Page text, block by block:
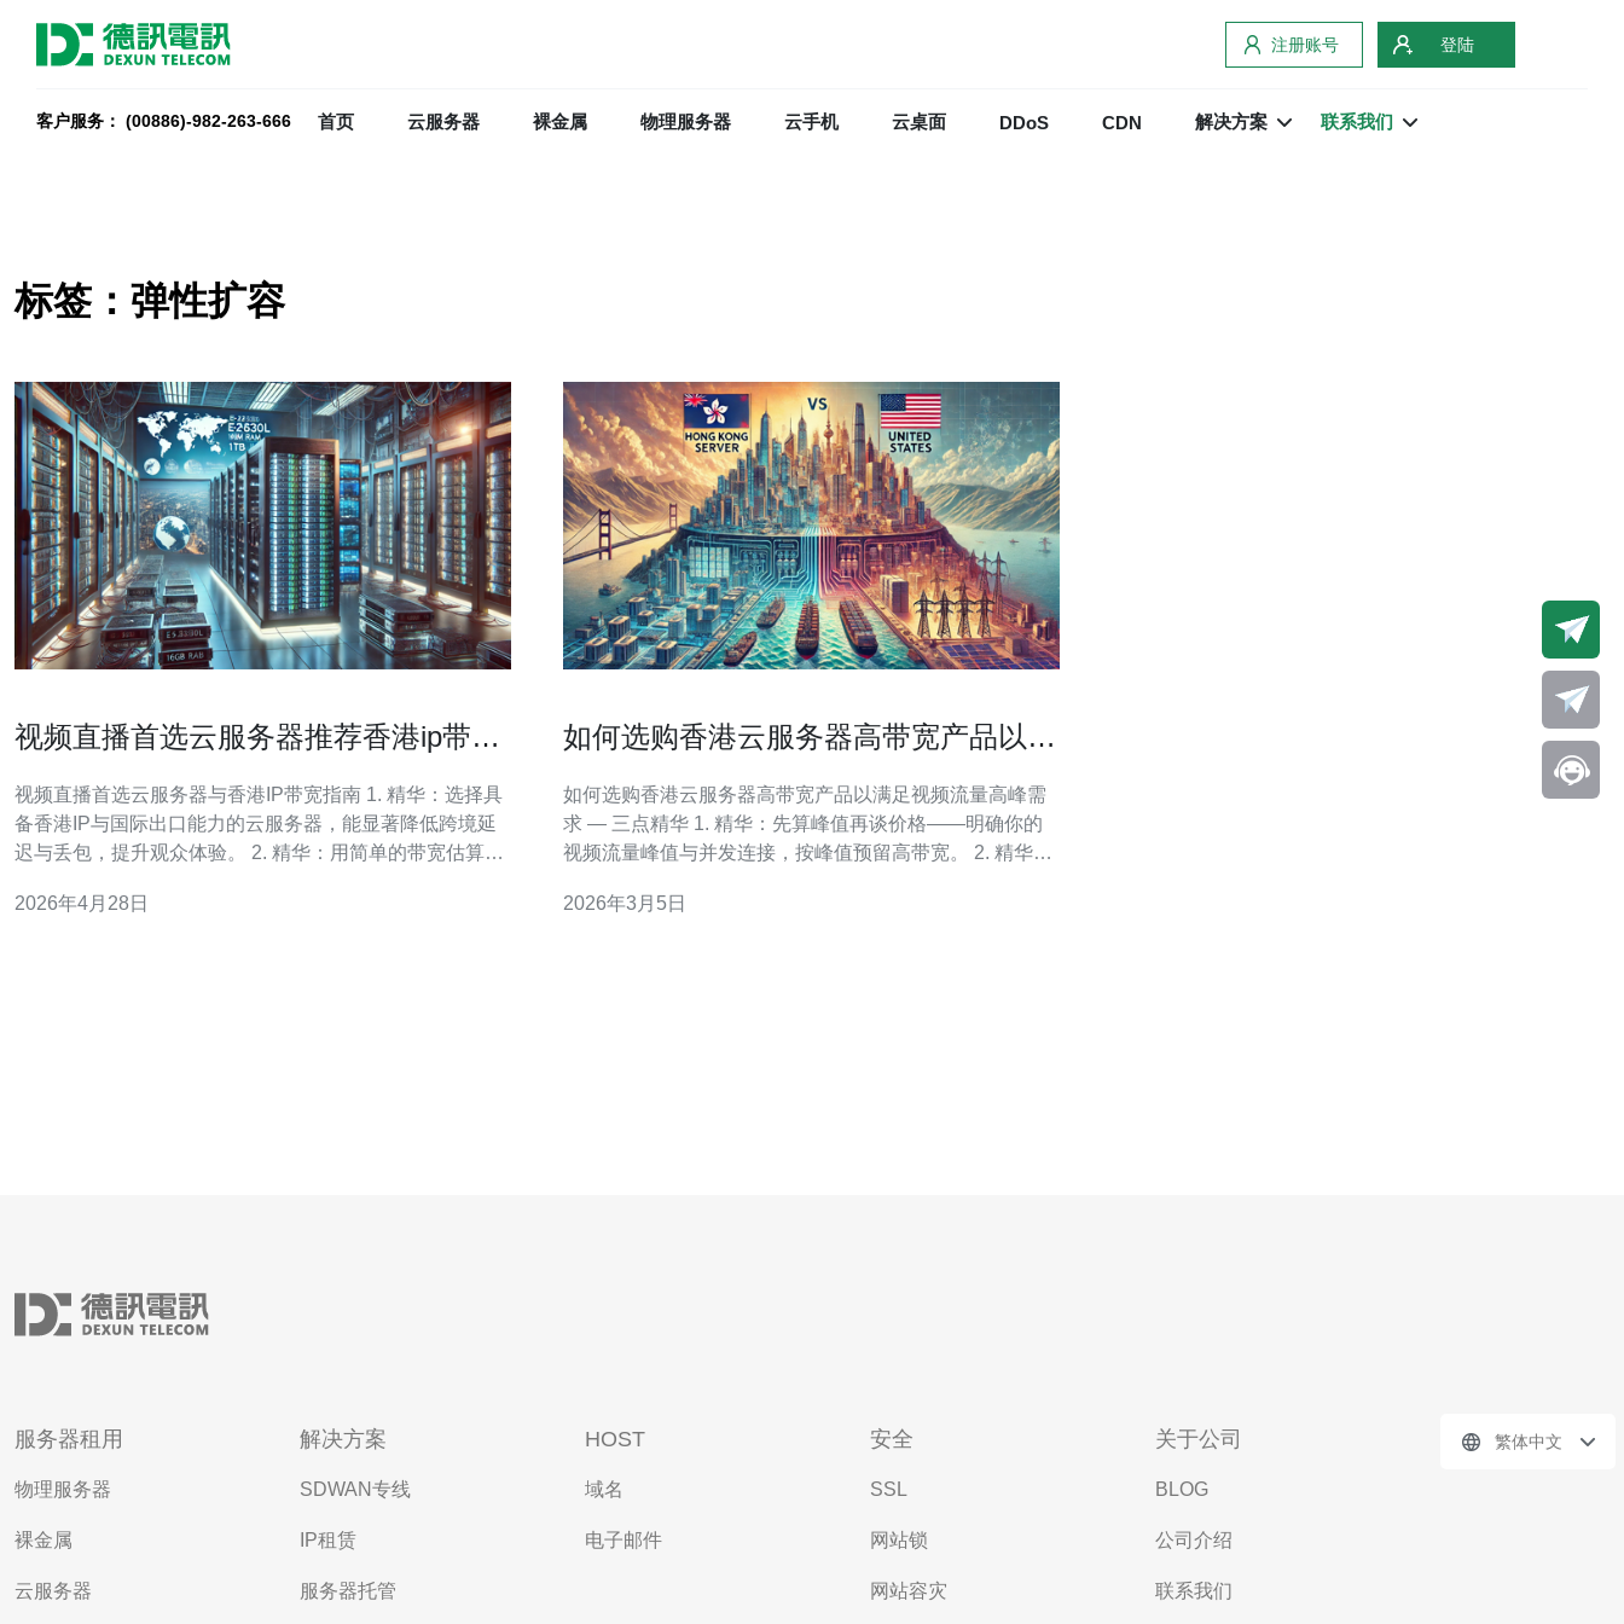
注册账号 登陆
客户服务： (00886)-982-263-666 首页 云服务器 裸金属 物理服务器 云手机 云桌面 DDoS CDN 解决方案 联系我们
标签：弹性扩容
视频直播首选云服务器推荐香港ip带宽
视频直播首选云服务器与香港IP带宽指南 1. 精华：选择具
备香港IP与国际出口能力的云服务器，能显著降低跨境延
迟与丢包，提升观众体验。 2. 精华：用简单的带宽估算公
CDN与自适应码率减少源站流量。 3. 精华：通过预留带宽
2026年4月28日
如何选购香港云服务器高带宽产品以满
如何选购香港云服务器高带宽产品以满足视频流量高峰需
求 — 三点精华 1. 精华：先算峰值再谈价格——明确你的
视频流量峰值与并发连接，按峰值预留高带宽。 2. 精华：
BGP多线直连能力。 3. 精华：组合策略最靠谱——
2026年3月5日
服务器租用
物理服务器
裸金属
云服务器
解决方案
SDWAN专线
IP租赁
服务器托管
HOST
域名
电子邮件
安全
SSL
网站锁
网站容灾
关于公司
BLOG
公司介绍
联系我们
繁体中文